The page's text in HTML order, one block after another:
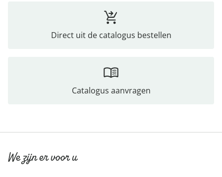
Direct uit de catalogus bestellen
Catalogus aanvragen
We zijn er voor u